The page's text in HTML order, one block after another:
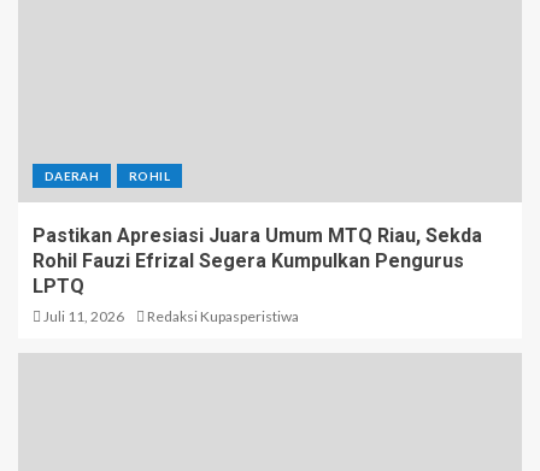
DAERAH ROHIL
Pastikan Apresiasi Juara Umum MTQ Riau, Sekda
Rohil Fauzi Efrizal Segera Kumpulkan Pengurus
LPTQ
Juli 11, 2026 Redaksi Kupasperistiwa